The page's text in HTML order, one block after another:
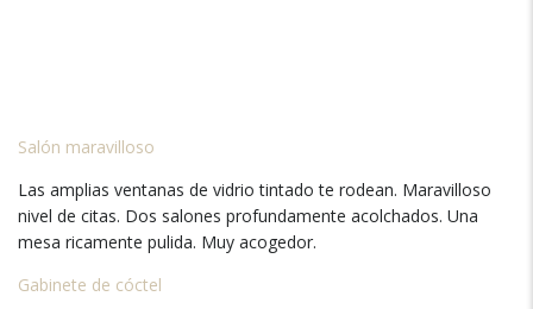
Salón maravilloso
Las amplias ventanas de vidrio tintado te rodean. Maravilloso
nivel de citas. Dos salones profundamente acolchados. Una
mesa ricamente pulida. Muy acogedor.
Gabinete de cóctel